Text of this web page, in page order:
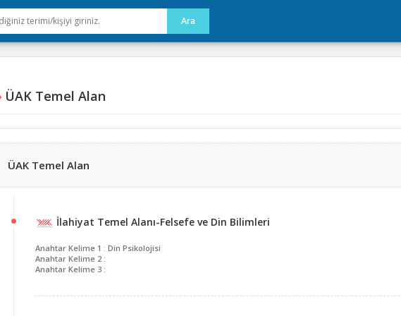
ÜAK Temel Alan
ÜAK Temel Alan
İlahiyat Temel Alanı-Felsefe ve Din Bilimleri
Anahtar Kelime 1 : Din Psikolojisi
Anahtar Kelime 2 :
Anahtar Kelime 3 :